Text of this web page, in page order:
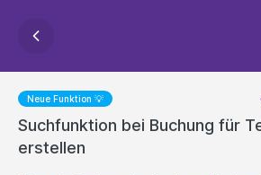
Neue Funktion 💡
Suchfunktion bei Buchung für
erstellen